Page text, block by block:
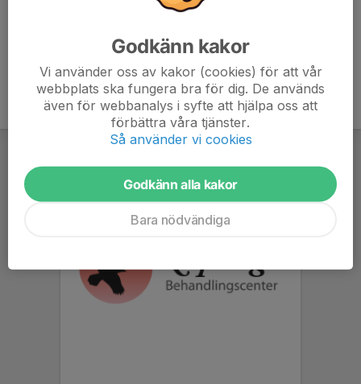
Godkänn kakor
Vi använder oss av kakor (cookies) för att vår
webbplats ska fungera bra för dig. De används
även för webbanalys i syfte att hjälpa oss att
förbättra våra tjänster.
Så använder vi cookies
Godkänn alla kakor
Bara nödvändiga